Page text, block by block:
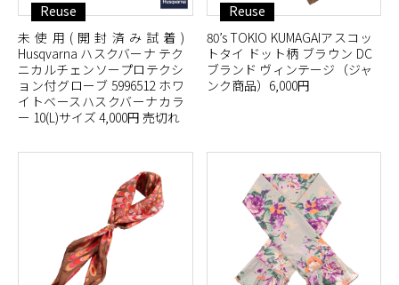
Reuse
未使用(開封済み試着)
Husqvarna ハスクバーナ テク
ニカルチェンソープロテクシ
ョン付グローブ 5996512 ホワ
イトベースハスクバーナカラ
ー 10(L)サイズ 4,000円 売切れ
Reuse
80’s TOKIO KUMAGAIアスコッ
トタイ ドット柄 ブラウン DC
ブランド ヴィンテージ（ジャ
ンク商品）6,000円